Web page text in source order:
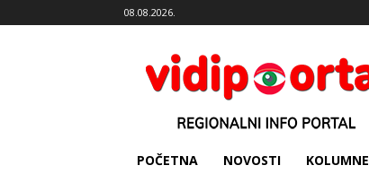
08.08.2026.
POČETNA NOVOSTI KOLUMNE